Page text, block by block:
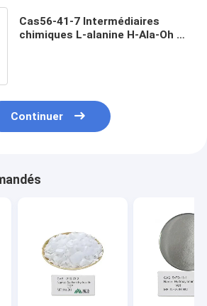
Cas56-41-7 Intermédiaires
chimiques L-alanine H-Ala-Oh L-
Continuer